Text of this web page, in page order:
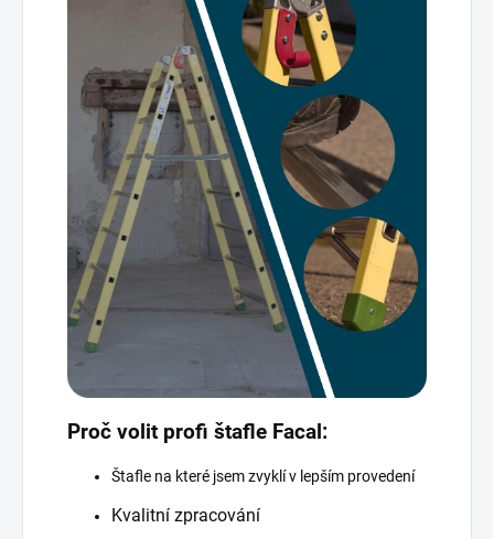
Proč volit profi štafle Facal:
Štafle na které jsem zvyklí v lepším provedení
Kvalitní zpracování